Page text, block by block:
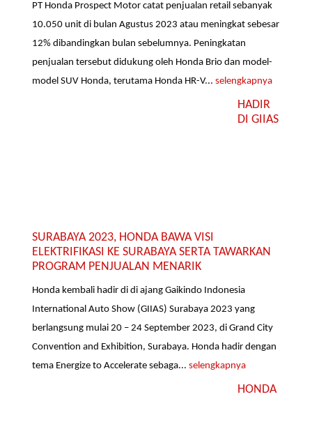
PT Honda Prospect Motor catat penjualan retail sebanyak
10.050 unit di bulan Agustus 2023 atau meningkat sebesar
12% dibandingkan bulan sebelumnya. Peningkatan
penjualan tersebut didukung oleh Honda Brio dan model-
model SUV Honda, terutama Honda HR-V...selengkapnya
HADIR
DI GIIAS
SURABAYA 2023, HONDA BAWA VISI
ELEKTRIFIKASI KE SURABAYA SERTA TAWARKAN
PROGRAM PENJUALAN MENARIK
Honda kembali hadir di di ajang Gaikindo Indonesia
International Auto Show (GIIAS) Surabaya 2023 yang
berlangsung mulai 20 – 24 September 2023, di Grand City
Convention and Exhibition, Surabaya. Honda hadir dengan
tema Energize to Accelerate sebaga...selengkapnya
HONDA